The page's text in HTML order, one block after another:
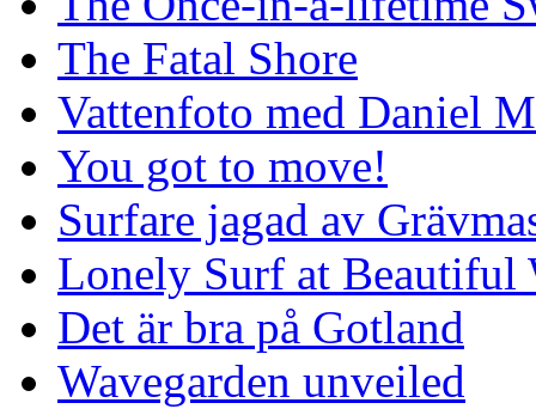
The Fatal Shore
Vattenfoto med Daniel
You got to move!
Surfare jagad av
Lonely Surf at Beautiful
Det är bra på Gotland
Wavegarden unveiled